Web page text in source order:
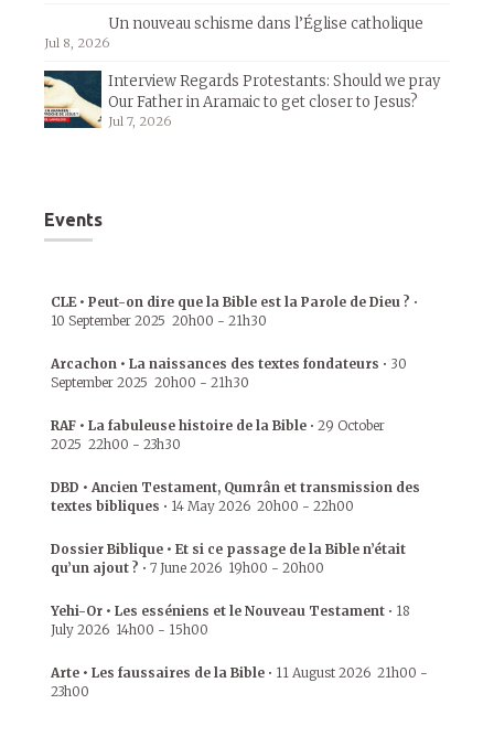
Un nouveau schisme dans l’Église catholique
Jul 8, 2026
Interview Regards Protestants: Should we pray
Our Father in Aramaic to get closer to Jesus?
Jul 7, 2026
Events
CLE • Peut-on dire que la Bible est la Parole de Dieu ? •
10 September 2025 20h00 - 21h30
Arcachon • La naissances des textes fondateurs • 30
September 2025 20h00 - 21h30
RAF • La fabuleuse histoire de la Bible • 29 October
2025 22h00 - 23h30
DBD • Ancien Testament, Qumrân et transmission des
textes bibliques • 14 May 2026 20h00 - 22h00
Dossier Biblique • Et si ce passage de la Bible n’était
qu’un ajout ? • 7 June 2026 19h00 - 20h00
Yehi-Or • Les esséniens et le Nouveau Testament • 18
July 2026 14h00 - 15h00
Arte • Les faussaires de la Bible • 11 August 2026 21h00 -
23h00